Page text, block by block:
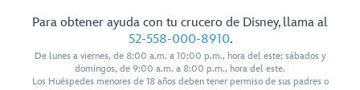
Para obtener ayuda con tu crucero de Disney, llama al
52-558-000-8910.
De lunes a viernes, de 8:00 a.m. a 10:00 p.m., hora del este; sábados y
domingos, de 9:00 a.m. a 8:00 p.m., hora del este.
Los Huéspedes menores de 18 años deben tener permiso de sus padres o